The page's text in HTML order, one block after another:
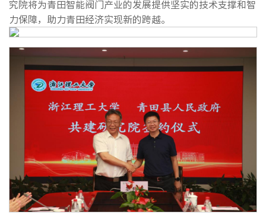
究院将为青田智能阀门产业的发展提供坚实的技术支撑和智
力保障，助力青田经济实现新的跨越。